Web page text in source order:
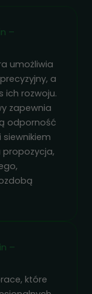
–
umożliwia
a
ich rozwoju.
zapewnia
odporność
siewnikiem
propozycja,
–
które